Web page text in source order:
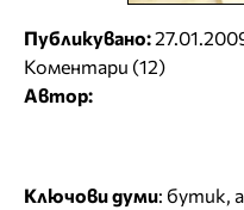
Публикувано:
Коментари (12)
Автор:
Ключови думи: бутик,